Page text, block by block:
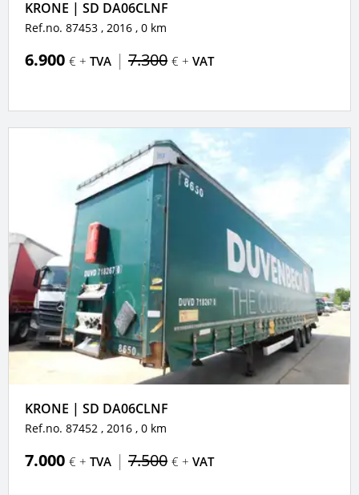
KRONE | SD DA06CLNF
Ref.no. 87453 , 2016 , 0 km
6.900 € + TVA | 7.300 € + VAT
KRONE | SD DA06CLNF
Ref.no. 87452 , 2016 , 0 km
7.000 € + TVA | 7.500 € + VAT